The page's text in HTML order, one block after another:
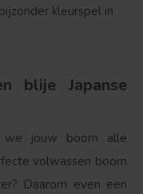
kleurspel in
blije Japanse
we jouw boom alle
volwassen boom
Daarom even een